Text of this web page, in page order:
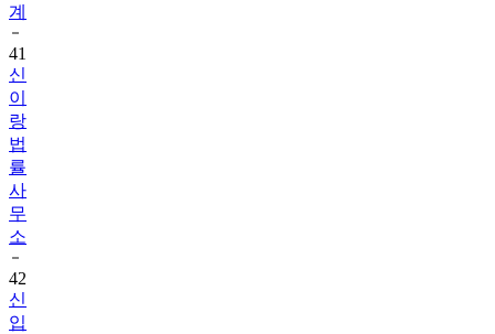
계
41
신
이
랑
법
률
사
무
소
42
신
입